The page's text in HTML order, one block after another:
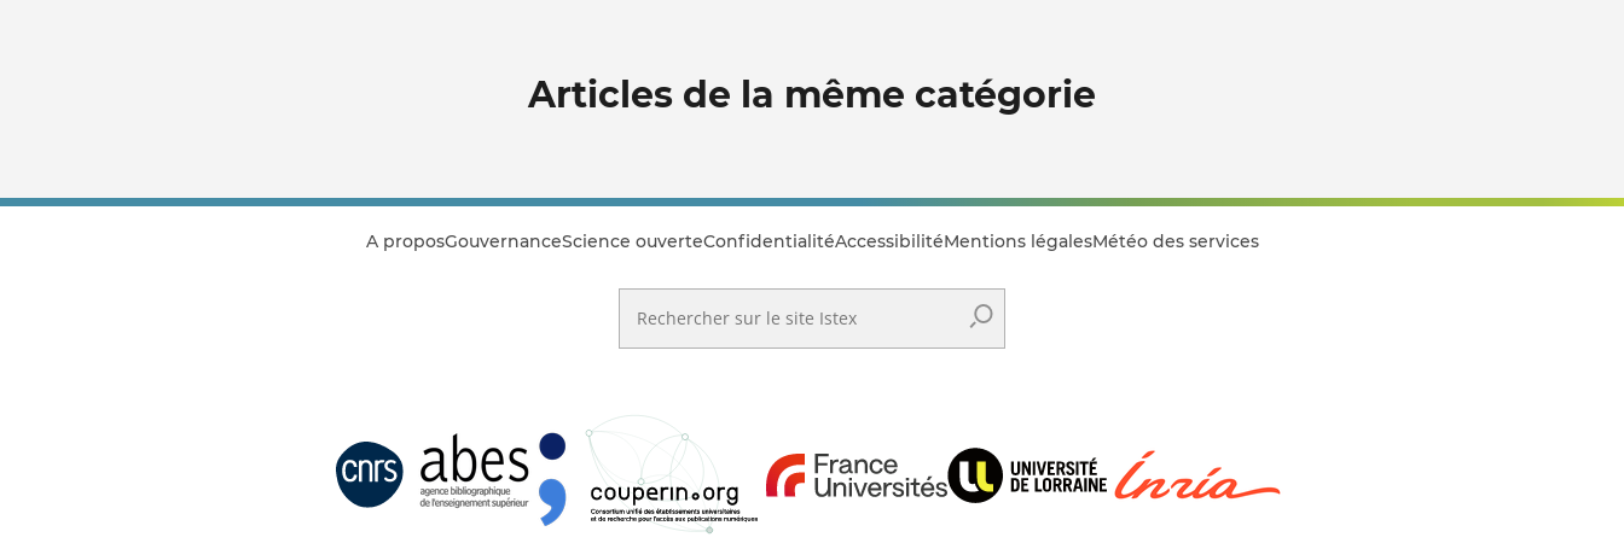
Articles de la même catégorie
A proposGouvernanceScience ouverteConfidentialitéAccessibilitéMentions légalesMétéo des services